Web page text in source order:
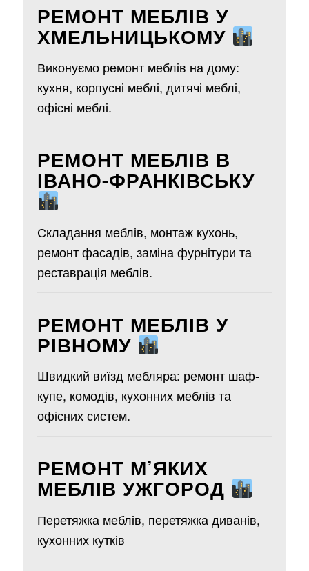
РЕМОНТ МЕБЛІВ У
ХМЕЛЬНИЦЬКОМУ
Виконуємо ремонт меблів на дому:
кухня, корпусні меблі, дитячі меблі,
офісні меблі.
РЕМОНТ МЕБЛІВ В
ІВАНО-ФРАНКІВСЬКУ
Складання меблів, монтаж кухонь,
ремонт фасадів, заміна фурнітури та
реставрація меблів.
РЕМОНТ МЕБЛІВ У
РІВНОМУ
Швидкий виїзд мебляра: ремонт шаф-
купе, комодів, кухонних меблів та
офісних систем.
РЕМОНТ М’ЯКИХ
МЕБЛІВ УЖГОРОД
Перетяжка меблів, перетяжка диванів,
кухонних кутків